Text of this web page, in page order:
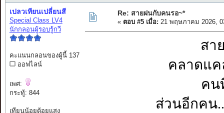
เปลวเทียนเปลี่ยนสี
Special Class LV4
นักกลอนผู้รอบรู้กวี
คะแนนกลอนของผู้นี้ 137
ออฟไลน์
เพศ:
กระทู้: 844
เทียนน้อยด้อยแสง
Re: สายฝนกับคนรอ~*
« ตอบ #5 เมื่อ: 21 พฤษภาคม 2026,
สา
คลาดแค
คน
ส่วนอีกคน